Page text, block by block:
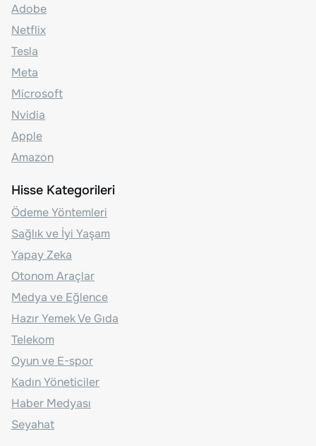
Adobe
Netflix
Tesla
Meta
Microsoft
Nvidia
Apple
Amazon
Hisse Kategorileri
Ödeme Yöntemleri
Sağlık ve İyi Yaşam
Yapay Zeka
Otonom Araçlar
Medya ve Eğlence
Hazır Yemek Ve Gıda
Telekom
Oyun ve E-spor
Kadın Yöneticiler
Haber Medyası
Seyahat